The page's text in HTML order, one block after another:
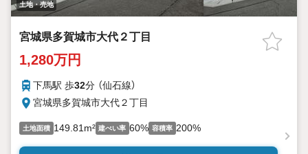
土地・売地
宮城県多賀城市大代２丁目
1,280万円
下馬駅 歩32分 （仙石線）
宮城県多賀城市大代２丁目
土地面積 149.81m² 建ぺい率 60% 容積率 200%